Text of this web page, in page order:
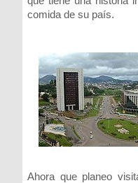
comida de su país.
Ahora que planeo